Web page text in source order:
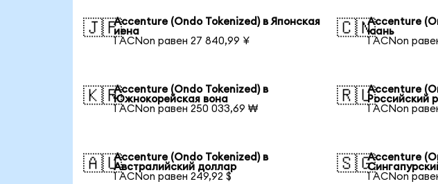
🇯🇵Accenture (Ondo Tokenized) в Японская
иена
1 ACNon равен 27 840,99 ¥
🇨🇳Accenture
юань
1 ACNon
🇰🇷Accenture (Ondo Tokenized) в
Южнокорейская вона
1 ACNon равен 250 033,69 ₩
🇷🇺Accenture
Российский
1 ACNon
🇦🇺Accenture (Ondo Tokenized) в
Австралийский доллар
1 ACNon равен 249,92 $
🇸🇬Accenture
1 ACNon